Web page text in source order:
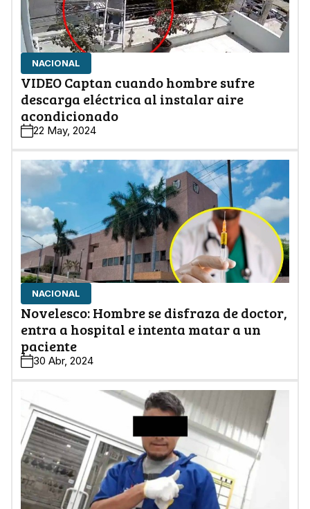
NACIONAL
VIDEO Captan cuando hombre sufre
descarga eléctrica al instalar aire
acondicionado
22 May, 2024
NACIONAL
Novelesco: Hombre se disfraza de doctor,
entra a hospital e intenta matar a un
paciente
30 Abr, 2024